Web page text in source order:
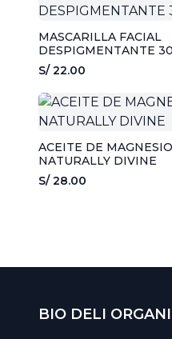
MASCARILLA FACIAL
DESPIGMENTANTE
S/ 22.00
ACEITE DE
NATURALLY DIVINE
S/ 28.00
BIO DELI